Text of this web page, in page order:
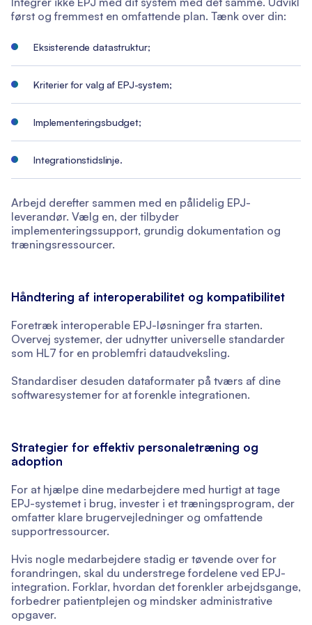
først og fremmest en omfattende plan. Tænk over din:
Eksisterende datastruktur;
Kriterier for valg af EPJ-system;
Implementeringsbudget;
Integrationstidslinje.
Arbejd derefter sammen med en pålidelig EPJ-
leverandør. Vælg en, der tilbyder
implementeringssupport, grundig dokumentation og
træningsressourcer.
Håndtering af interoperabilitet og kompatibilitet
Foretræk interoperable EPJ-løsninger fra starten.
Overvej systemer, der udnytter universelle standarder
som HL7 for en problemfri dataudveksling.
Standardiser desuden dataformater på tværs af dine
softwaresystemer for at forenkle integrationen.
Strategier for effektiv personaletræning og
adoption
For at hjælpe dine medarbejdere med hurtigt at tage
EPJ-systemet i brug, invester i et træningsprogram, der
omfatter klare brugervejledninger og omfattende
supportressourcer.
Hvis nogle medarbejdere stadig er tøvende over for
forandringen, skal du understrege fordelene ved EPJ-
integration. Forklar, hvordan det forenkler arbejdsgange,
forbedrer patientplejen og mindsker administrative
opgaver.